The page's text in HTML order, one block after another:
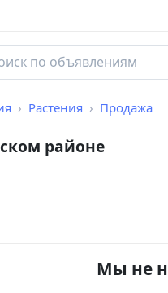
Растения Продажа
районе
Мы не